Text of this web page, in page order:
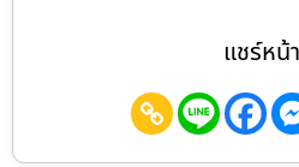
แชร์หน้